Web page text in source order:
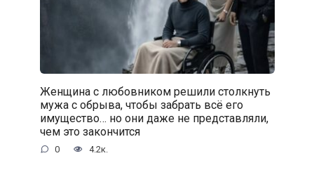
Женщина с любовником решили столкнуть
мужа с обрыва, чтобы забрать всё его
имущество… но они даже не представляли,
чем это закончится
0 4.2к.